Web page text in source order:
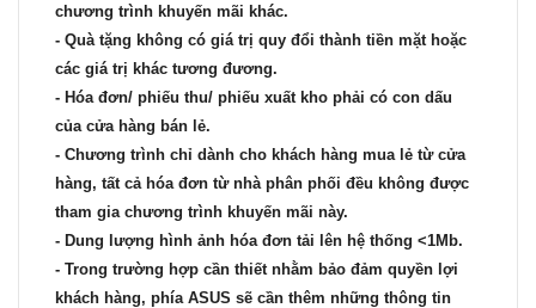
chương trình khuyến mãi khác.
- Quà tặng không có giá trị quy đổi thành tiền mặt hoặc
các giá trị khác tương đương.
- Hóa đơn/ phiếu thu/ phiếu xuất kho phải có con dấu
của cửa hàng bán lẻ.
- Chương trình chỉ dành cho khách hàng mua lẻ từ cửa
hàng, tất cả hóa đơn từ nhà phân phối đều không được
tham gia chương trình khuyến mãi này.
- Dung lượng hình ảnh hóa đơn tải lên hệ thống <1Mb.
- Trong trường hợp cần thiết nhằm bảo đảm quyền lợi
khách hàng, phía ASUS sẽ cần thêm những thông tin